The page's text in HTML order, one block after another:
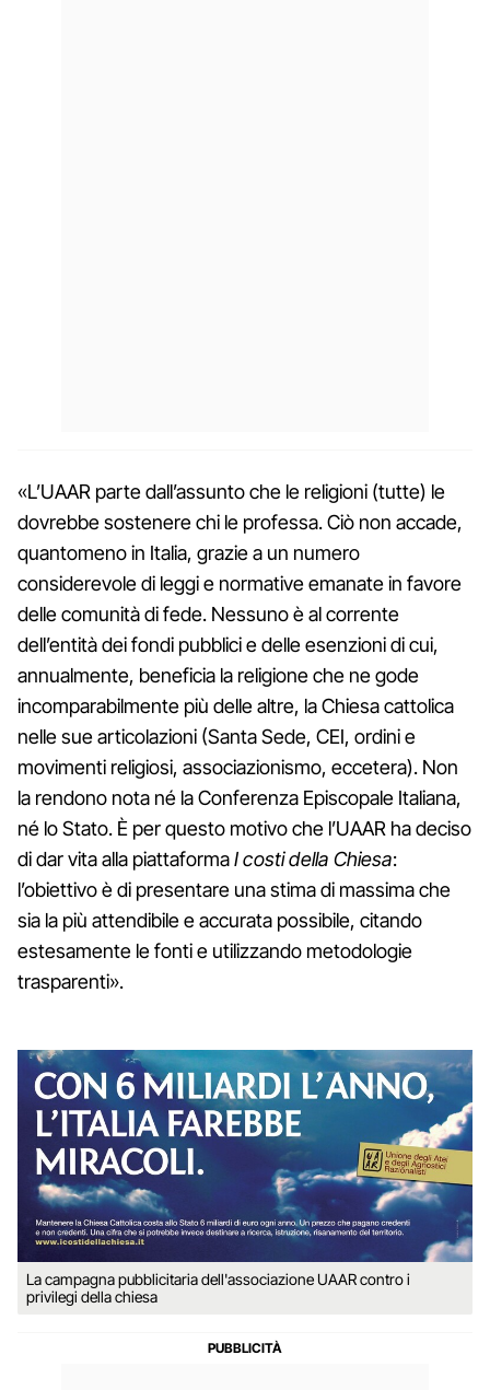
«L’UAAR parte dall’assunto che le religioni (tutte) le
dovrebbe sostenere chi le professa. Ciò non accade,
quantomeno in Italia, grazie a un numero
considerevole di leggi e normative emanate in favore
delle comunità di fede. Nessuno è al corrente
dell’entità dei fondi pubblici e delle esenzioni di cui,
annualmente, beneficia la religione che ne gode
incomparabilmente più delle altre, la Chiesa cattolica
nelle sue articolazioni (Santa Sede, CEI, ordini e
movimenti religiosi, associazionismo, eccetera). Non
la rendono nota né la Conferenza Episcopale Italiana,
né lo Stato. È per questo motivo che l’UAAR ha deciso
di dar vita alla piattaformaI costi della Chiesa:
l’obiettivo è di presentare una stima di massima che
sia la più attendibile e accurata possibile, citando
estesamente le fonti e utilizzando metodologie
trasparenti».
La campagna pubblicitaria dell'associazione UAAR contro i
privilegi della chiesa